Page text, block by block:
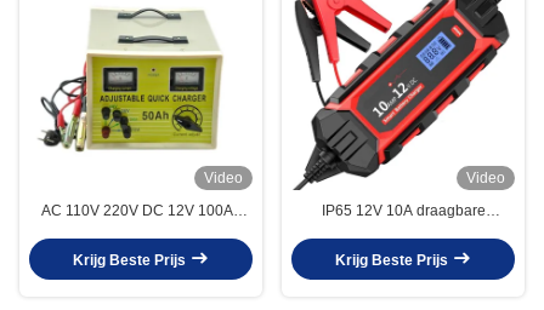
Video
AC 110V 220V DC 12V 100Ah
50A 36V 48V accu-oplader
Krijg Beste Prijs
Video
IP65 12V 10A draagbare
kabellengte en springstart
Krijg Beste Prijs